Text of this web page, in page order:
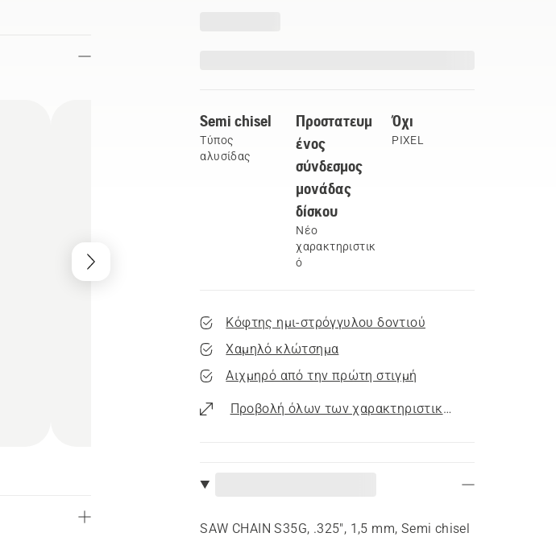
Semi chisel
Τύπος
αλυσίδας
Προστατευμ
ένος
σύνδεσμος
μονάδας
δίσκου
Νέο
χαρακτηριστικ
ό
Όχι
PIXEL
Κόφτης ημι-στρόγγυλου δοντιού
Χαμηλό κλώτσημα
Αιχμηρό από την πρώτη στιγμή
Προβολή όλων των χαρακτηριστικών
SAW CHAIN S35G, .325", 1,5 mm, Semi chisel